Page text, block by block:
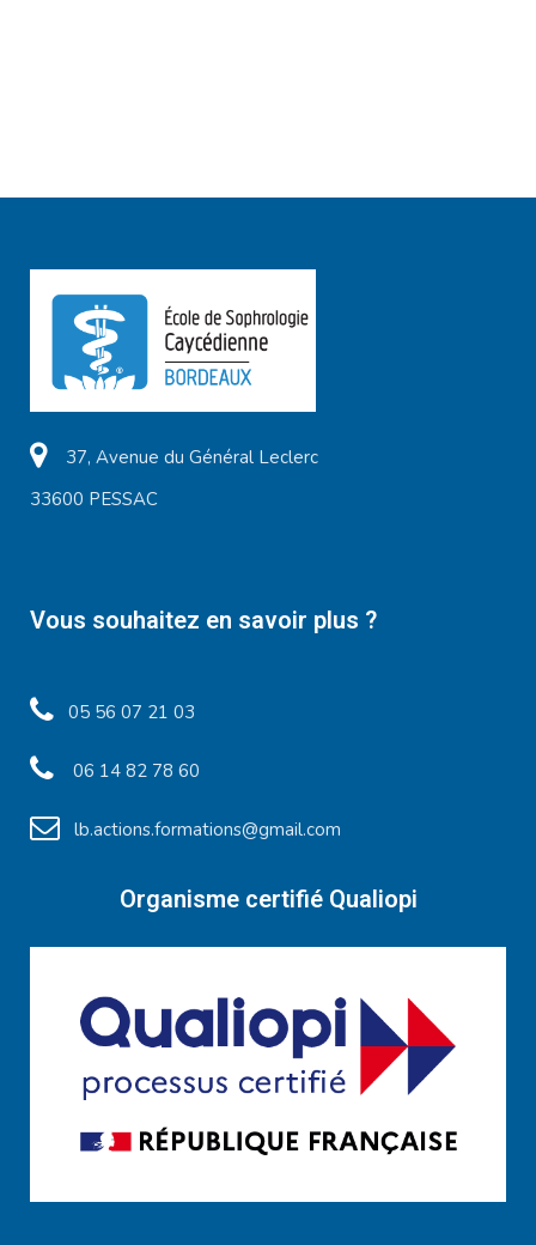
37, Avenue du Général Leclerc
33600 PESSAC
Vous souhaitez en savoir plus ?
05 56 07 21 03
06 14 82 78 60
lb.actions.formations@gmail.com
Organisme certifié Qualiopi